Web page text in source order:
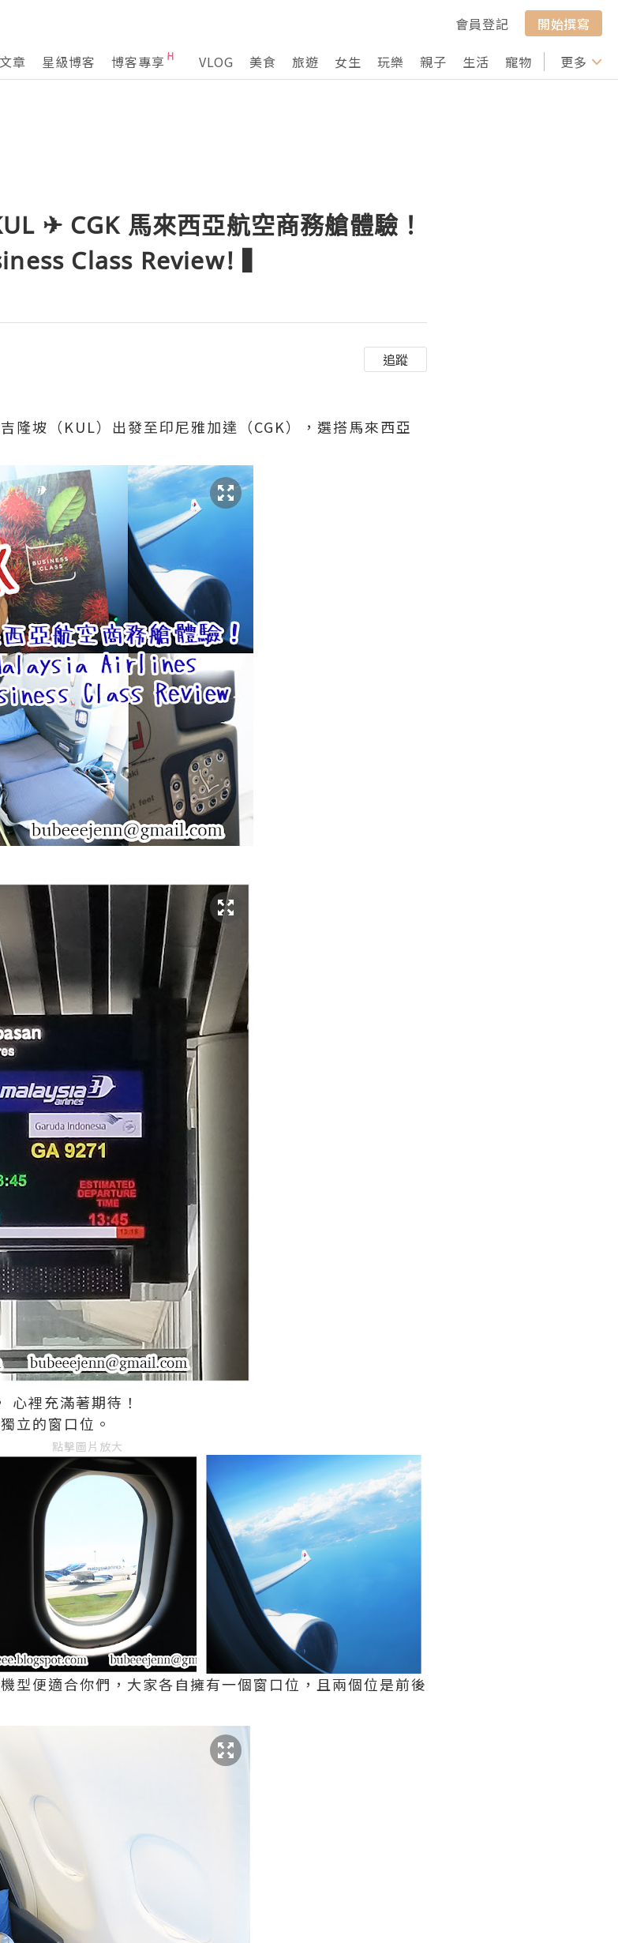
會員登記
開始撰寫
章 星級博客 博客專享 VLOG 美食 旅遊 女生 玩樂 親子 生活 寵物 行山 打卡
更多
✈ CGK 馬來西亞航空商務艙體驗！
Class Review! ▍
追蹤
隆坡（KUL）出發至印尼雅加達（CGK），選搭馬來西亞
裡充滿著期待！
立的窗口位。
點擊圖片放大
型便適合你們，大家各自擁有一個窗口位，且兩個位是前後